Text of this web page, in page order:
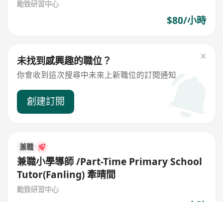
勵致研習中心
$80/小時
未找到感興趣的職位？
你會收到這次搜尋中未來上新職位的訂閱通知
創建訂閱
兼職
兼職小學導師 /Part-Time Primary School
Tutor(Fanling) 牽晴間
勵致研習中心